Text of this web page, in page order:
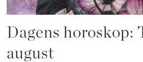
Dagens horoskop:
august